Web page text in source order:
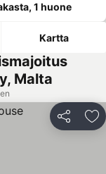
1 huone
Kartta
Malta
Jaa